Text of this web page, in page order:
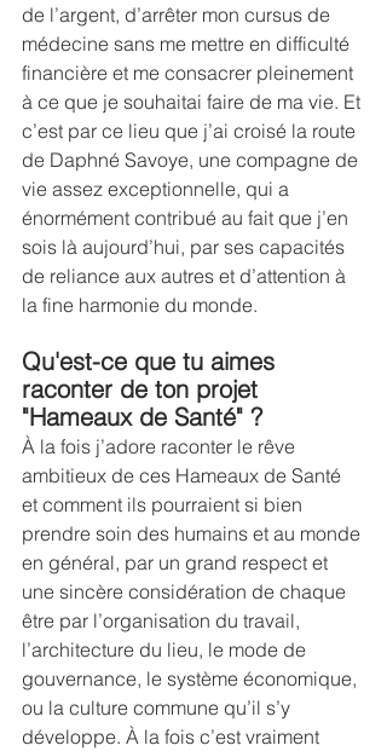
de l’argent, d’arrêter mon cursus de
médecine sans me mettre en difficulté
financière et me consacrer pleinement
à ce que je souhaitai faire de ma vie. Et
c’est par ce lieu que j’ai croisé la route
de Daphné Savoye, une compagne de
vie assez exceptionnelle, qui a
énormément contribué au fait que j’en
sois là aujourd’hui, par ses capacités
de reliance aux autres et d’attention à
la fine harmonie du monde.
Qu'est-ce que tu aimes
raconter de ton projet
"Hameaux de Santé" ?
À la fois j’adore raconter le rêve
ambitieux de ces Hameaux de Santé
et comment ils pourraient si bien
prendre soin des humains et au monde
en général, par un grand respect et
une sincère considération de chaque
être par l’organisation du travail,
l’architecture du lieu, le mode de
gouvernance, le système économique,
ou la culture commune qu’il s’y
développe. À la fois c’est vraiment